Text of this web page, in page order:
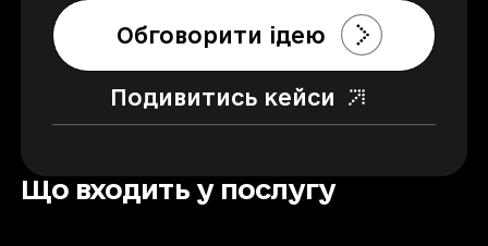
Обговорити ідею
Подивитись кейси
Що входить у послугу